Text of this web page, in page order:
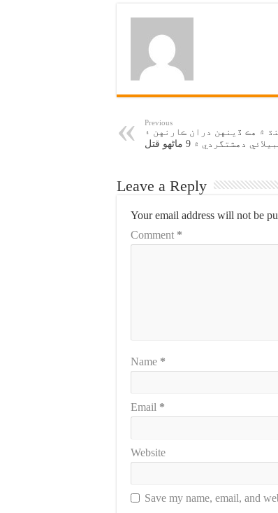
Previous
۾ هڪ ڏينهن دران ڪارنهن ۽
دهشتگردي ۾ 9 ماڻهو قتل
Leave a Reply
Your email address will not be
Comment *
Name *
Email *
Website
Save my name, email, and